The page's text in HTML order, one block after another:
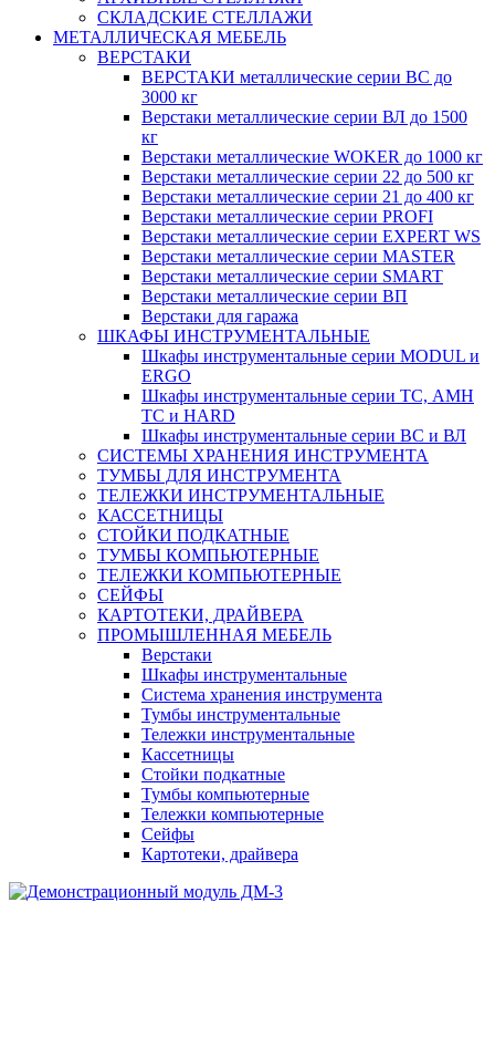
СКЛАДСКИЕ СТЕЛЛАЖИ
МЕТАЛЛИЧЕСКАЯ МЕБЕЛЬ
ВЕРСТАКИ
ВЕРСТАКИ металлические серии ВС до
3000 кг
Верстаки металлические серии ВЛ до 1500
кг
Верстаки металлические WOKER до 1000 кг
Верстаки металлические серии 22 до 500 кг
Верстаки металлические серии 21 до 400 кг
Верстаки металлические серии PROFI
Верстаки металлические серии EXPERT WS
Верстаки металлические серии MASTER
Верстаки металлические серии SMART
Верстаки металлические серии ВП
Верстаки для гаража
ШКАФЫ ИНСТРУМЕНТАЛЬНЫЕ
Шкафы инструментальные серии MODUL и
ERGO
Шкафы инструментальные серии ТС, АМН
ТС и HARD
Шкафы инструментальные серии ВС и ВЛ
СИСТЕМЫ ХРАНЕНИЯ ИНСТРУМЕНТА
ТУМБЫ ДЛЯ ИНСТРУМЕНТА
ТЕЛЕЖКИ ИНСТРУМЕНТАЛЬНЫЕ
КАССЕТНИЦЫ
СТОЙКИ ПОДКАТНЫЕ
ТУМБЫ КОМПЬЮТЕРНЫЕ
ТЕЛЕЖКИ КОМПЬЮТЕРНЫЕ
СЕЙФЫ
КАРТОТЕКИ, ДРАЙВЕРА
ПРОМЫШЛЕННАЯ МЕБЕЛЬ
Верстаки
Шкафы инструментальные
Система хранения инструмента
Тумбы инструментальные
Тележки инструментальные
Кассетницы
Стойки подкатные
Тумбы компьютерные
Тележки компьютерные
Сейфы
Картотеки, драйвера